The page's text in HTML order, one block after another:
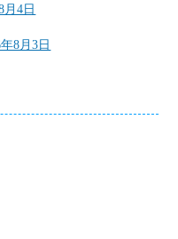
月4日
8月3日